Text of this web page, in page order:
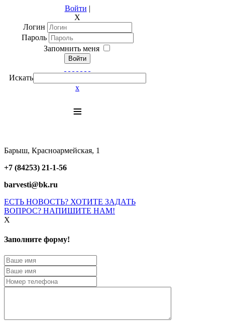
Войти |
X
Логин
Пароль
Запомнить меня
Войти
Искать
x
≡
Барыш, Красноармейская, 1
+7 (84253) 21-1-56
barvesti@bk.ru
ЕСТЬ НОВОСТЬ? ХОТИТЕ ЗАДАТЬ
ВОПРОС? НАПИШИТЕ НАМ!
X
Заполните форму!